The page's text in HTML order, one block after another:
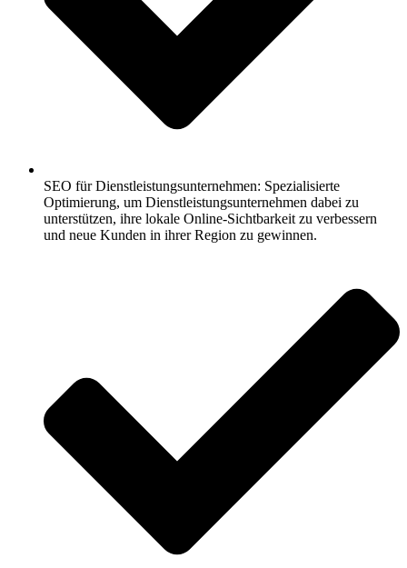
SEO für Dienstleistungsunternehmen: Spezialisierte
Optimierung, um Dienstleistungsunternehmen dabei zu
unterstützen, ihre lokale Online-Sichtbarkeit zu verbessern
und neue Kunden in ihrer Region zu gewinnen.